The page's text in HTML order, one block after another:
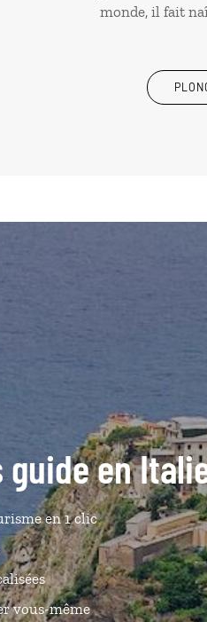
monde, il fait
en
en 1 clic
vous-même